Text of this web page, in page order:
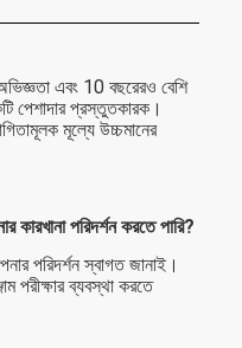
এবং 10 বছরেরও বেশি
পেশাদার প্রস্তুতকারক।
মূল্যে উচ্চমানের
পরিদর্শন করতে পারি?
পরিদর্শন স্বাগত জানাই।
পরীক্ষার ব্যবস্থা করতে